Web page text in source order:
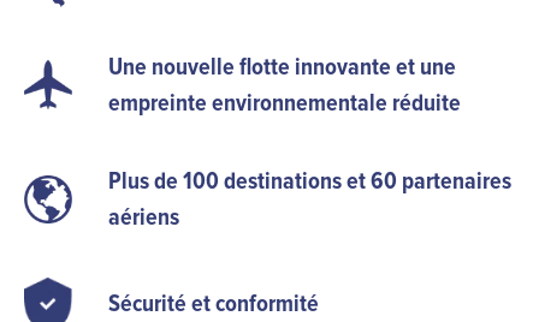
Une nouvelle flotte innovante et une
empreinte environnementale réduite
Plus de 100 destinations et 60 partenaires
aériens
Sécurité et conformité